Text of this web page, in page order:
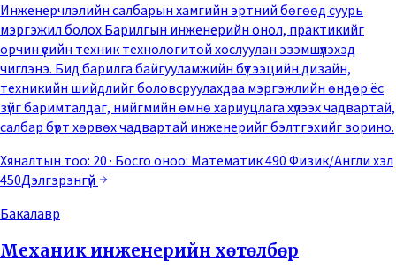
Инженерчлэлийн салбарын хамгийн эртний бөгөөд суурь
мэргэжил болох Барилгын инженерийн онол, практикийг
орчин үеийн техник технологитой хослуулан эзэмшүүлэхэд
чиглэнэ. Бид барилга байгууламжийн бүтээцийн дизайн,
техникийн шийдлийг боловсруулахдаа мэргэжлийн өндөр ёс
зүйг баримталдаг, нийгмийн өмнө хариуцлага хүлээх чадвартай,
салбар бүрт хөрвөх чадвартай инженерийг бэлтгэхийг зорино.
Хяналтын тоо: 20· Босго оноо: Математик 490 Физик/Англи хэл
450Дэлгэрэнгүй
Бакалавр
Механик инженерийн хөтөлбөр